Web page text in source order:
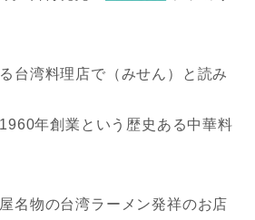
台湾料理店で（みせん）と読み
年創業という歴史ある中華料
名物の台湾ラーメン発祥のお店